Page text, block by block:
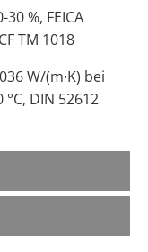
30 %, FEICA
TM 1018
W/(m∙K) bei
°C, DIN 52612